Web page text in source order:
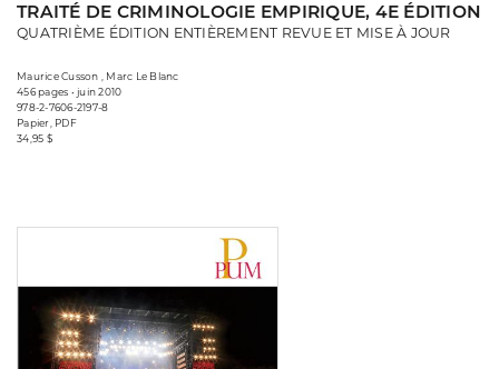
TRAITÉ DE CRIMINOLOGIE EMPIRIQUE, 4E ÉDITION
QUATRIÈME ÉDITION ENTIÈREMENT REVUE ET MISE À JOUR
Maurice Cusson , Marc Le Blanc
456 pages • juin 2010
978-2-7606-2197-8
Papier, PDF
34,95 $